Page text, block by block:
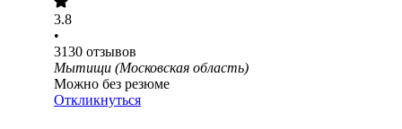
3.8
•
3130 отзывов
Мытищи (Московская область)
Можно без резюме
Откликнуться